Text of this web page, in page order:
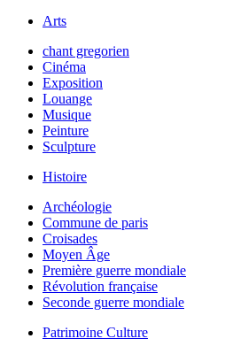
Arts
chant gregorien
Cinéma
Exposition
Louange
Musique
Peinture
Sculpture
Histoire
Archéologie
Commune de paris
Croisades
Moyen Âge
Première guerre mondiale
Révolution française
Seconde guerre mondiale
Patrimoine Culture